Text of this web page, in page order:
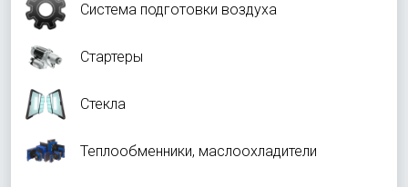
Система подготовки воздуха
Стартеры
Стекла
Теплообменники, маслоохладители